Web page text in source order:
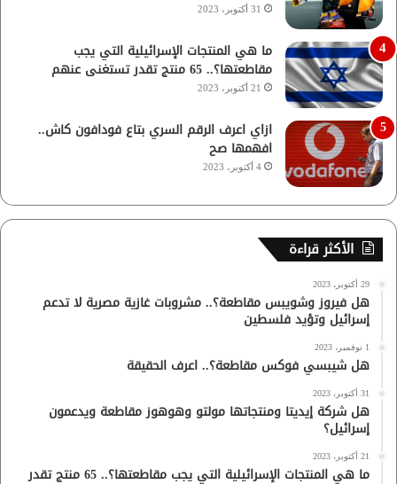
31 أكتوبر، 2023
ما هي المنتجات الإسرائيلية التي يجب
مقاطعتها؟.. 65 منتج تقدر تستغنى عنهم
21 أكتوبر، 2023
ازاي اعرف الرقم السري بتاع فودافون كاش..
افهمها صح
4 أكتوبر، 2023
الأكثر قراءة
29 أكتوبر، 2023
هل فيروز وشويبس مقاطعة؟.. مشروبات غازية مصرية لا تدعم
إسرائيل وتؤيد فلسطين
1 نوفمبر، 2023
هل شيبسي فوكس مقاطعة؟.. اعرف الحقيقة
31 أكتوبر، 2023
هل شركة إيديتا ومنتجاتها مولتو وهوهوز مقاطعة ويدعمون
إسرائيل؟
21 أكتوبر، 2023
ما هي المنتجات الإسرائيلية التي يجب مقاطعتها؟.. 65 منتج تقدر